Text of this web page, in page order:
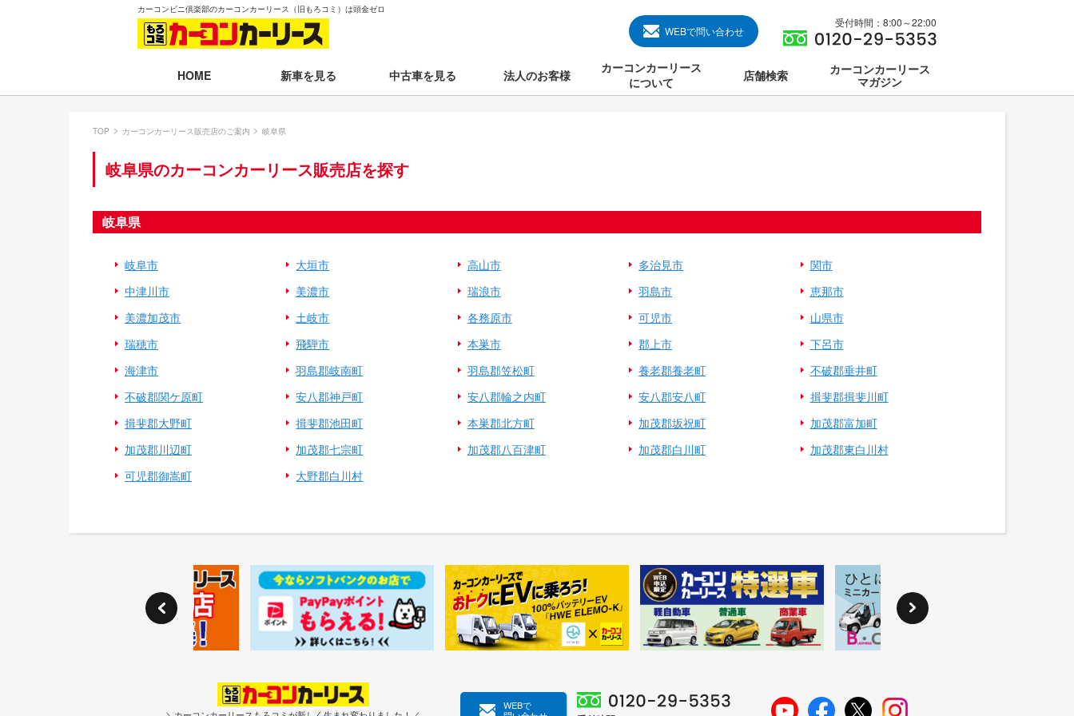
カーコンビニ倶楽部のカーコンカーリース（旧もろコミ）は頭金ゼロ
WEBで問い合わせ
受付時間：8:00～22:00
HOME 新車を見る
月々35,001～40,000円のクルマを見る
月々40,001～50,000円のクルマを見る
新車一覧から選ぶ
即納車（最短14日で納車）
残価設定プラン
電気自動車（EV）
福祉車両
中古車を見る 法人のお客様
カーコンカーリース
について
オプションについて
店舗検索
カーコンカーリース
マガジン
TOP カーコンカーリース販売店のご案内 岐阜県
岐阜県のカーコンカーリース販売店を探す
岐阜県
岐阜市 大垣市 高山市 多治見市
関市
中津川市
美濃市 瑞浪市 羽島市
恵那市
美濃加茂市
土岐市 各務原市 可児市
山県市
瑞穂市
飛騨市 本巣市 郡上市
下呂市
海津市
羽島郡岐南町 羽島郡笠松町 養老郡養老町
不破郡垂井町
不破郡関ケ原町
安八郡神戸町 安八郡輪之内町 安八郡安八町
揖斐郡揖斐川町
揖斐郡大野町
揖斐郡池田町 本巣郡北方町 加茂郡坂祝町
加茂郡富加町
加茂郡川辺町
加茂郡七宗町 加茂郡八百津町 加茂郡白川町
加茂郡東白川村
可児郡御嵩町
大野郡白川村
WEBで